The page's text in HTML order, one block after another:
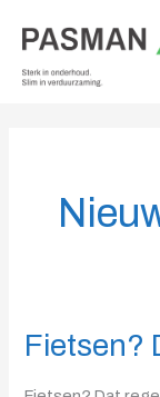
naar
Fietsen?
Fietsen?